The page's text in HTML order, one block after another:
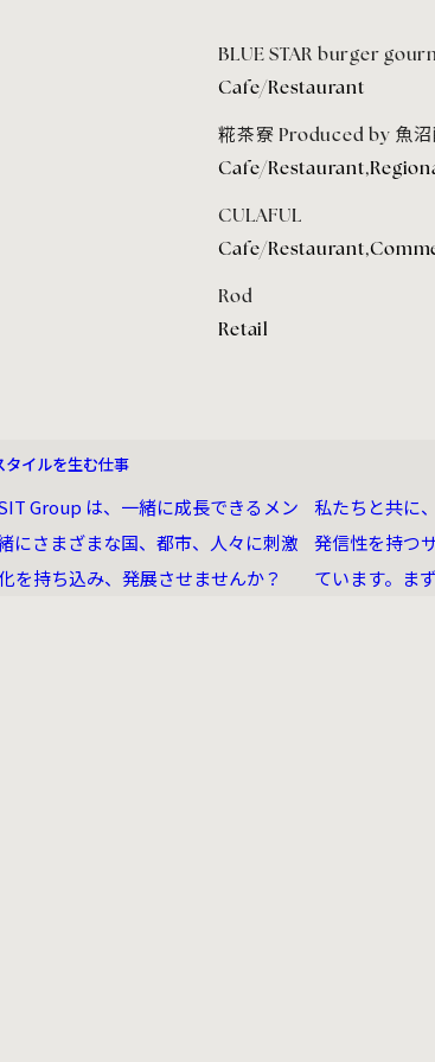
BLUE STAR burger
Cafe/Restaurant
糀茶寮 Produced by 魚沼
Cafe/Restaurant,
CULAFUL
Cafe/Restaurant,
Rod
Retail
イルを生む仕事
Group は、一緒に成長できるメン
にさまざまな国、都市、人々に刺激
を持ち込み、発展させませんか？
私たちと共に
発信性を持つ
ています。ま